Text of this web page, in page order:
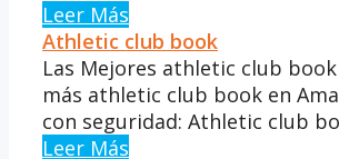
Leer Más
Athletic club book
Las Mejores athletic club book
más athletic club book en
con seguridad: Athletic club
Leer Más